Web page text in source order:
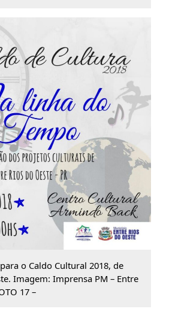
o Caldo Cultural 2018, de
Imagem: Imprensa PM – Entre
17 –